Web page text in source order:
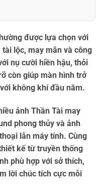
được lựa chọn với
lộc, may mắn và công
nụ cười hiền hậu, thỏi
còn giúp màn hình trở
không khí đầu năm.
ảnh Thần Tài may
phong thủy và ảnh
lẫn máy tính. Cùng
kế từ truyền thống
phù hợp với sở thích,
lời chúc tích cực mỗi